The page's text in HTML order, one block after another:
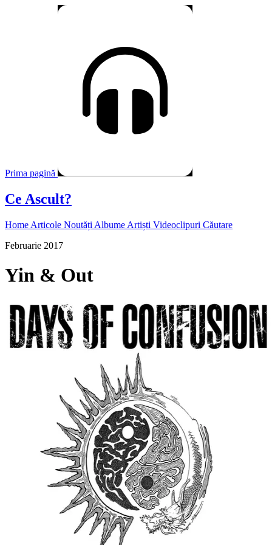
Prima pagină
Ce Ascult?
Home Articole Noutăți Albume Artiști Videoclipuri Căutare
Februarie 2017
Yin & Out
Pagina externă
Pagina externă
Pagina externă
Pagina externă
Pagina externă
Days of Confusion
Pagina externă Pagina externă
Pagina externă